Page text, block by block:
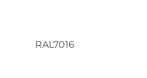
RAL7016